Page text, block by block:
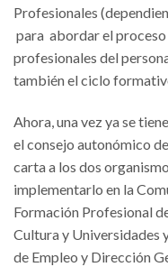
Profesionales
para abordar el
profesionales del
también el ciclo
Ahora, una vez ya se
el consejo autonómico
carta a los dos
implementarlo en la
Formación Profesional
Cultura y Universidades
de Empleo y Dirección